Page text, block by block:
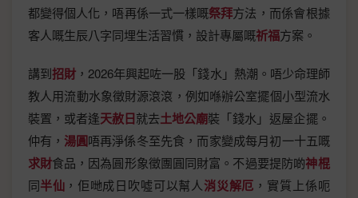
都變得個人化，唔再係一式一樣嘅祭拜方法，而係會根據
客人嘅生辰八字同埋生活習慣，設計專屬嘅祈福方案。
講到招財 ，2026年興起咗一股「錢水」熱潮。唔少命理師
教人用流動水象徵財源滾滾，例如喺辦公室擺個小型流水
裝置，或者逢天赦日就去土地公廟裝「錢水」返屋企擺。
仲有， 湯圓唔再淨係冬至先食，而家變成每月初一十五嘅
求財食品，因為圓形象徵團圓同財富。不過要提防啲神棍
同半仙 ，佢哋成日吹噓可以幫人消災解厄 ，實質上係呃